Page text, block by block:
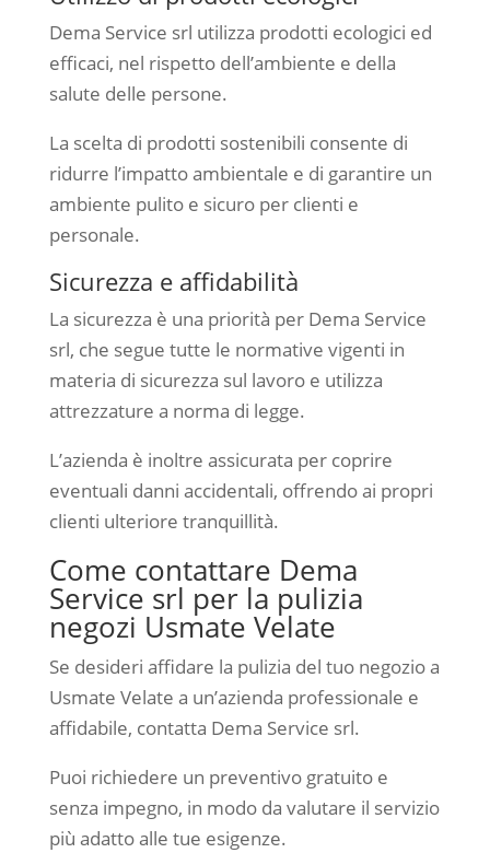
Dema Service srl utilizza prodotti ecologici ed
efficaci, nel rispetto dell’ambiente e della
salute delle persone.
La scelta di prodotti sostenibili consente di
ridurre l’impatto ambientale e di garantire un
ambiente pulito e sicuro per clienti e
personale.
Sicurezza e affidabilità
La sicurezza è una priorità per Dema Service
srl, che segue tutte le normative vigenti in
materia di sicurezza sul lavoro e utilizza
attrezzature a norma di legge.
L’azienda è inoltre assicurata per coprire
eventuali danni accidentali, offrendo ai propri
clienti ulteriore tranquillità.
Come contattare Dema
Service srl per la pulizia
negozi Usmate Velate
Se desideri affidare la pulizia del tuo negozio a
Usmate Velate a un’azienda professionale e
affidabile, contatta Dema Service srl.
Puoi richiedere un preventivo gratuito e
senza impegno, in modo da valutare il servizio
più adatto alle tue esigenze.